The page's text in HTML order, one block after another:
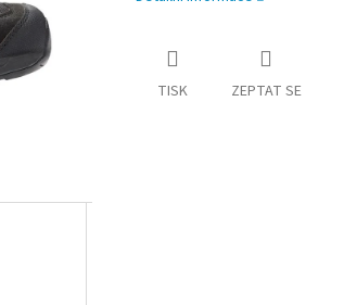
TISK ZEPTAT SE